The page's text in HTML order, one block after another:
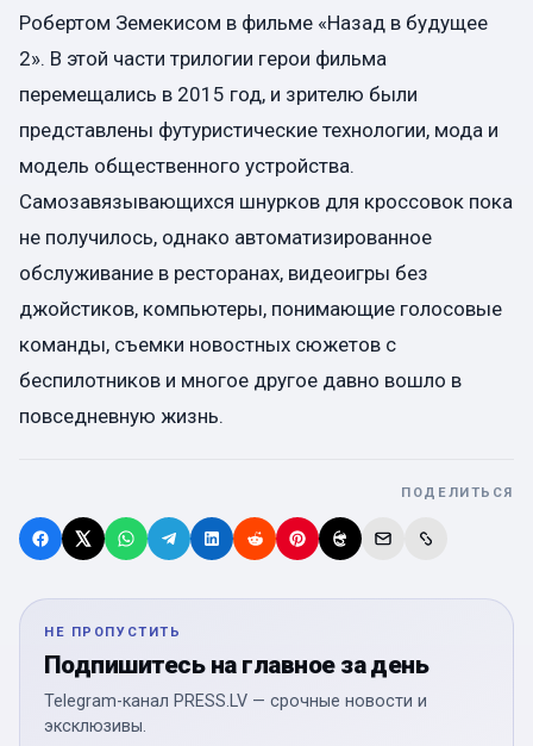
Робертом Земекисом в фильме «Назад в будущее
2». В этой части трилогии герои фильма
перемещались в 2015 год, и зрителю были
представлены футуристические технологии, мода и
модель общественного устройства.
Самозавязывающихся шнурков для кроссовок пока
не получилось, однако автоматизированное
обслуживание в ресторанах, видеоигры без
джойстиков, компьютеры, понимающие голосовые
команды, съемки новостных сюжетов с
беспилотников и многое другое давно вошло в
повседневную жизнь.
ПОДЕЛИТЬСЯ
НЕ ПРОПУСТИТЬ
Подпишитесь на главное за день
Telegram-канал PRESS.LV — срочные новости и
эксклюзивы.